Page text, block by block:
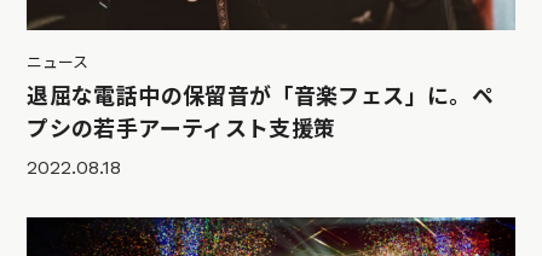
ニュース
退屈な電話中の保留音が「音楽フェス」に。ペ
プシの若手アーティスト支援策
2022.08.18